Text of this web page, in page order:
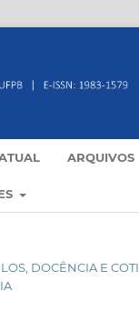
ARQUIVOS
DOCÊNCIA E